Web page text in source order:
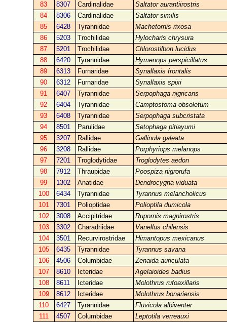
83
8307 Cardinalidae
Saltator aurantiirostris
84
8306 Cardinalidae
Saltator similis
85
6428 Tyrannidae
Machetornis rixosa
86
5203 Trochilidae
Hylocharis chrysura
87
5201 Trochilidae
Chlorostilbon lucidus
88
6420 Tyrannidae
Hymenops perspicillatus
89
6313 Furnaridae
Synallaxis frontalis
90
6312 Furnaridae
Synallaxis spixi
91
6407 Tyrannidae
Serpophaga nigricans
92
6404 Tyrannidae
Camptostoma obsoletum
93
6408 Tyrannidae
Serpophaga subcristata
94
8501 Parulidae
Setophaga pitiayumi
95
3207 Rallidae
Gallinula galeata
96
3208 Rallidae
Porphyriops melanops
97
7201 Troglodytidae
Troglodytes aedon
98
7912 Thraupidae
Poospiza nigrorufa
99
1302 Anatidae
Dendrocygna viduata
100
6434 Tyrannidae
Tyrannus melancholicus
101
7301 Polioptidae
Polioptila dumicola
102
3008 Accipitridae
Rupornis magnirostris
103
3302 Charadriidae
Vanellus chilensis
104
3501 Recurvirostridae
Himantopus mexicanus
105
6435 Tyrannidae
Tyrannus savana
106
4506 Columbidae
Zenaida auriculata
107
8610 Icteridae
Agelaioides badius
108
8611 Icteridae
Molothrus rufoaxillaris
109
8612 Icteridae
Molothrus bonariensis
110
6427 Tyrannidae
Fluvicola albiventer
111
4507 Columbidae
Leptotila verreauxi